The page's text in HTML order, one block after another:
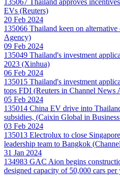
EVs (Reuters)
20 Feb 2024
135066 Thailand keen on
Agency)
09 Feb 2024
135049 Thailand's investment
2023 (Xinhua)
06 Feb 2024
135015 Thailand's investment
tops FDI (Reuters in Channel News
05 Feb 2024
135014 China EV drive into
subsidies, (Caixin Global in
03 Feb 2024
135013 Electrolux to close
leadership team to Bangkok
31 Jan 2024
134983 GAC Aion begins
designed capacity of 50,000 cars